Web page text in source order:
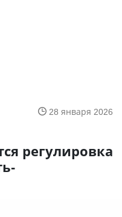
28 января 2026
регулировка